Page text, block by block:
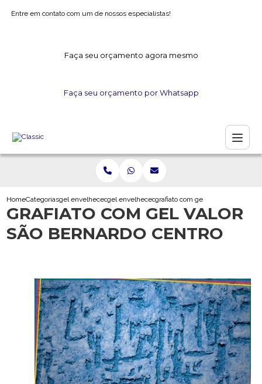
Entre em contato com um de nossos especialistas!
Faça seu orçamento agora mesmo
Faça seu orçamento por Whatsapp
HomeCategoriasgel envelhecedorgel envelhecedor para madeira
grafiato com gel valor sao
GRAFIATO COM GEL VALOR
SÃO BERNARDO CENTRO